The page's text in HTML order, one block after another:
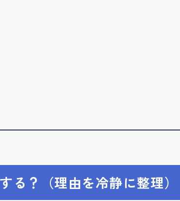
る？（理由を冷静に整理）